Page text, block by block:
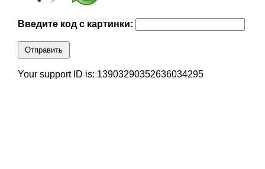
Введите код с картинки:
Отправить
Your support ID is: 13903290352636034295